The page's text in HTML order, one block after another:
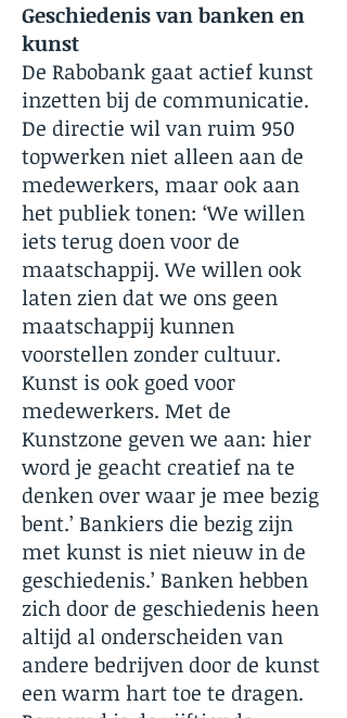
​Geschiedenis van banken en
kunst
De Rabobank gaat actief kunst
inzetten bij de communicatie.
De directie wil van ruim 950
topwerken niet alleen aan de
medewerkers, maar ook aan
het publiek tonen: ‘We willen
iets terug doen voor de
maatschappij. We willen ook
laten zien dat we ons geen
maatschappij kunnen
voorstellen zonder cultuur.
Kunst is ook goed voor
medewerkers. Met de
Kunstzone geven we aan: hier
word je geacht creatief na te
denken over waar je mee bezig
bent.’ Bankiers die bezig zijn
met kunst is niet nieuw in de
geschiedenis.’ Banken hebben
zich door de geschiedenis heen
altijd al onderscheiden van
andere bedrijven door de kunst
een warm hart toe te dragen.